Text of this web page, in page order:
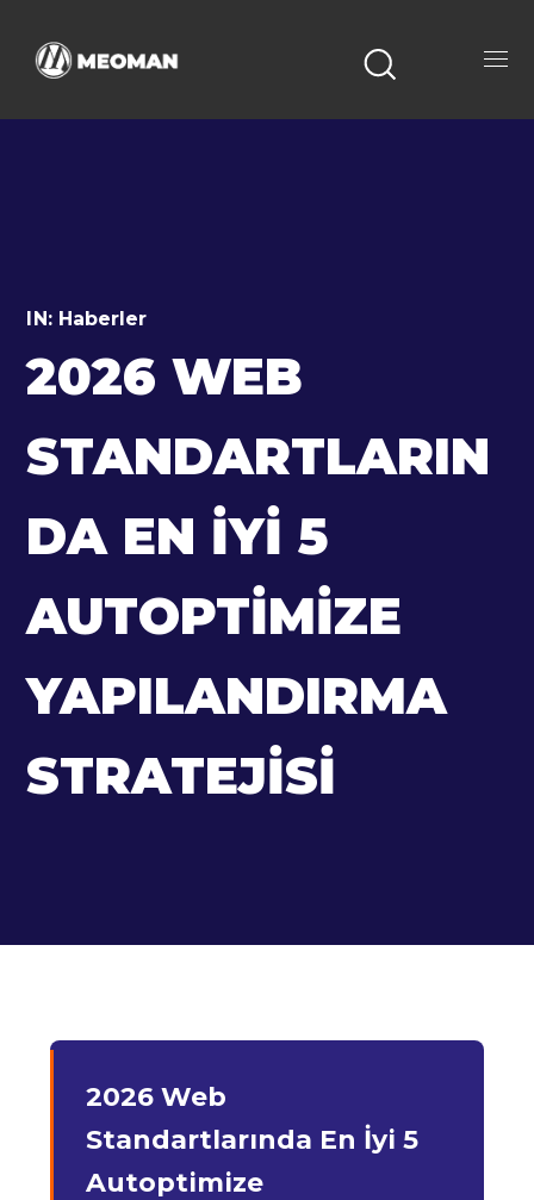
IN: Haberler
2026 WEB
STANDARTLARIN
DA EN İYI 5
AUTOPTIMIZE
YAPILANDIRMA
STRATEJISI
2026 Web
Standartlarında En İyi 5
Autoptimize